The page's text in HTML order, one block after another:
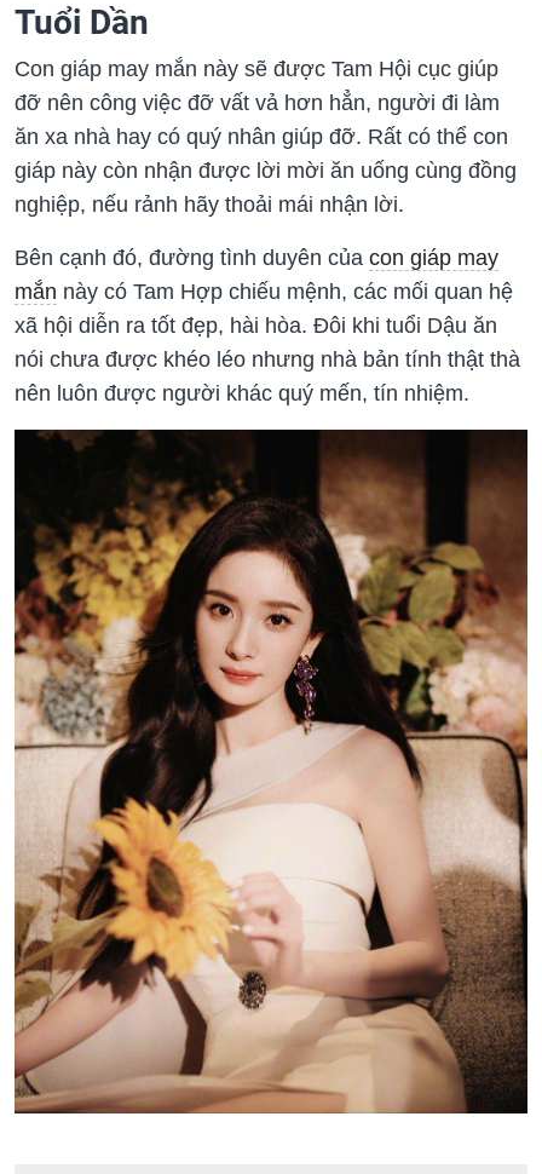
Tuổi Dần
Con giáp may mắn này sẽ được Tam Hội cục giúp
đỡ nên công việc đỡ vất vả hơn hẳn, người đi làm
ăn xa nhà hay có quý nhân giúp đỡ. Rất có thể con
giáp này còn nhận được lời mời ăn uống cùng đồng
nghiệp, nếu rảnh hãy thoải mái nhận lời.
Bên cạnh đó, đường tình duyên của con giáp may
mắn này có Tam Hợp chiếu mệnh, các mối quan hệ
xã hội diễn ra tốt đẹp, hài hòa. Đôi khi tuổi Dậu ăn
nói chưa được khéo léo nhưng nhà bản tính thật thà
nên luôn được người khác quý mến, tín nhiệm.